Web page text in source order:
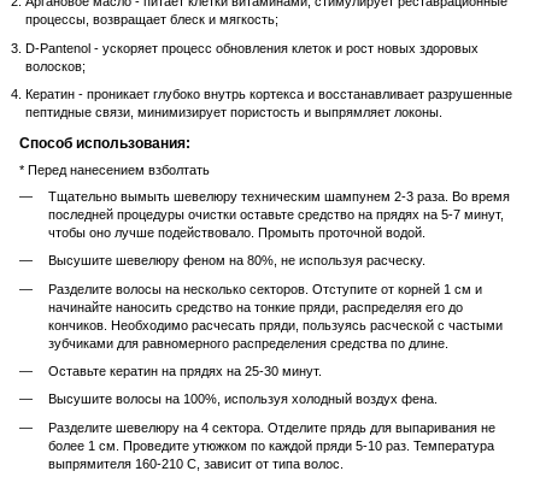
процессы, возвращает блеск и мягкость;
D-Pantenol - ускоряет процесс обновления клеток и рост новых здоровых
волосков;
Кератин - проникает глубоко внутрь кортекса и восстанавливает разрушенные
пептидные связи, минимизирует пористость и выпрямляет локоны.
Способ использования:
* Перед нанесением взболтать
Тщательно вымыть шевелюру техническим шампунем 2-3 раза. Во время
последней процедуры очистки оставьте средство на прядях на 5-7 минут,
чтобы оно лучше подействовало. Промыть проточной водой.
Высушите шевелюру феном на 80%, не используя расческу.
Разделите волосы на несколько секторов. Отступите от корней 1 см и
начинайте наносить средство на тонкие пряди, распределяя его до
кончиков. Необходимо расчесать пряди, пользуясь расческой с частыми
зубчиками для равномерного распределения средства по длине.
Оставьте кератин на прядях на 25-30 минут.
Высушите волосы на 100%, используя холодный воздух фена.
Разделите шевелюру на 4 сектора. Отделите прядь для выпаривания не
более 1 см. Проведите утюжком по каждой пряди 5-10 раз. Температура
выпрямителя 160-210 С, зависит от типа волос.